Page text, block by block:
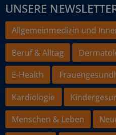
UNSERE
Allgemeinmedizin und
Beruf & Alltag
E-Health
Kardiologie
Menschen & Leben